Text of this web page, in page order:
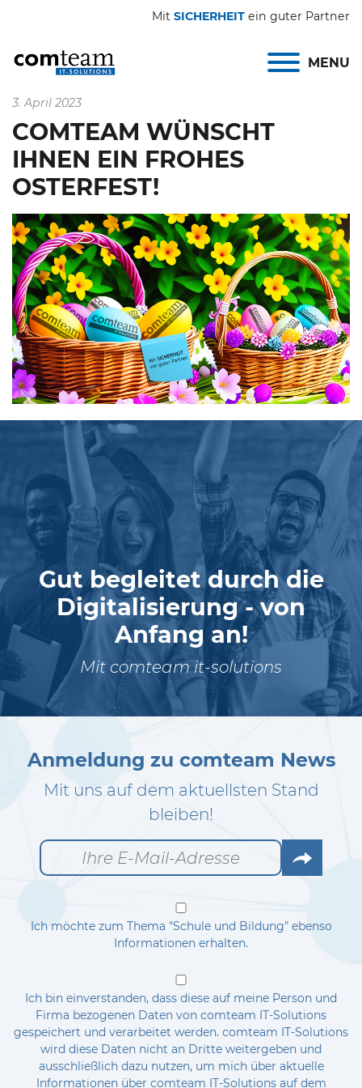
Mit SICHERHEIT ein guter Partner
MENU
3. April 2023
COMTEAM WÜNSCHT
IHNEN EIN FROHES
OSTERFEST!
Gut begleitet durch die
Digitalisierung - von
Anfang an!
Mit comteam it-solutions
Anmeldung zu comteam News
Mit uns auf dem aktuellsten Stand
bleiben!
Ich möchte zum Thema "Schule und Bildung" ebenso
Informationen erhalten.
Ich bin einverstanden, dass diese auf meine Person und
Firma bezogenen Daten von comteam IT-Solutions
gespeichert und verarbeitet werden. comteam IT-Solutions
wird diese Daten nicht an Dritte weitergeben und
ausschließlich dazu nutzen, um mich über aktuelle
Informationen über comteam IT-Solutions auf dem
Go